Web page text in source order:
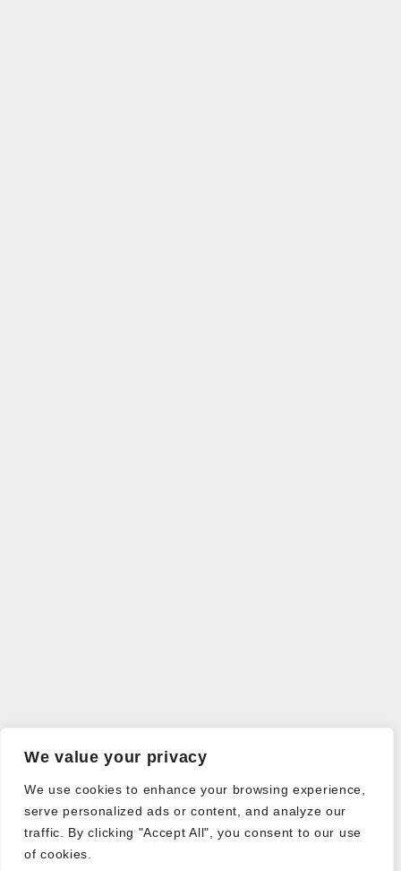
We value your privacy
We use cookies to enhance your browsing experience,
serve personalized ads or content, and analyze our
traffic. By clicking "Accept All", you consent to our use
of cookies.